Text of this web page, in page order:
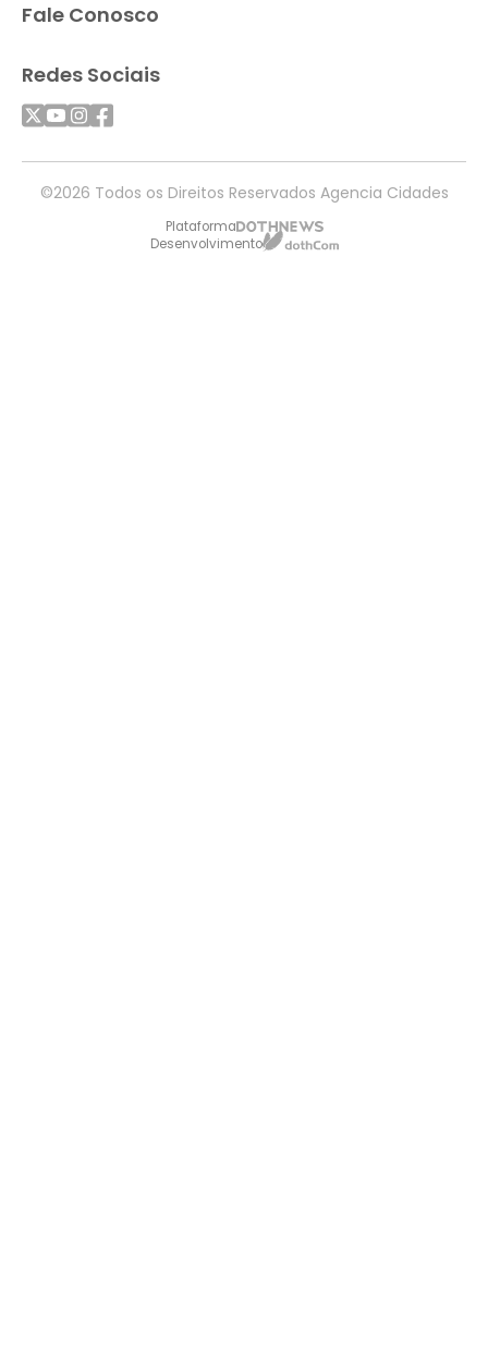
Fale Conosco
Redes Sociais
©2026 Todos os Direitos Reservados Agencia Cidades
Plataforma
Desenvolvimento